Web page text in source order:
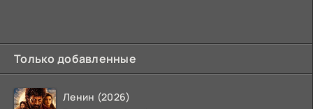
Только добавленные
Ленин (2026)